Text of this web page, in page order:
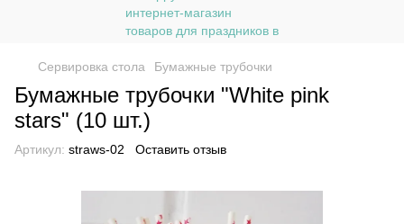
Сервировка стола Бумажные трубочки
Бумажные трубочки "White pink
stars" (10 шт.)
Артикул: straws-02 Оставить отзыв